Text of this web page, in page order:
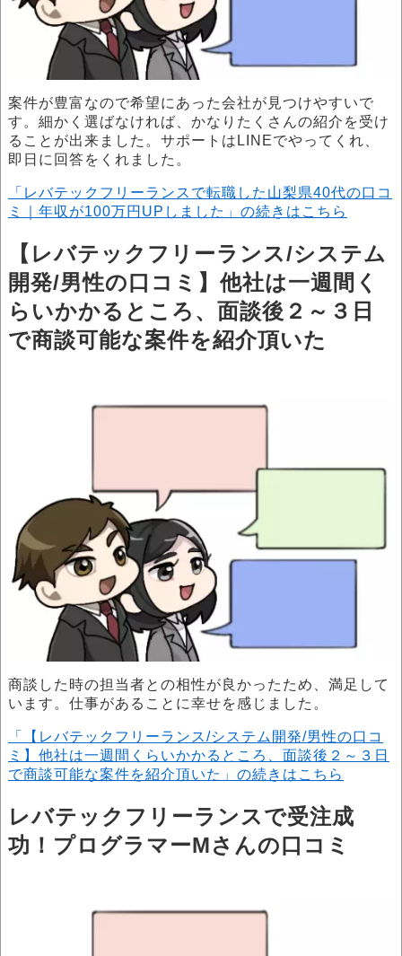
案件が豊富なので希望にあった会社が見つけやすいで
す。細かく選ばなければ、かなりたくさんの紹介を受け
ることが出来ました。サポートはLINEでやってくれ、
即日に回答をくれました。
「レバテックフリーランスで転職した山梨県40代の口コ
ミ｜年収が100万円UPしました」の続きはこちら
【レバテックフリーランス/システム
開発/男性の口コミ】他社は一週間く
らいかかるところ、面談後２～３日
で商談可能な案件を紹介頂いた
商談した時の担当者との相性が良かったため、満足して
います。仕事があることに幸せを感じました。
「【レバテックフリーランス/システム開発/男性の口コ
ミ】他社は一週間くらいかかるところ、面談後２～３日
で商談可能な案件を紹介頂いた」の続きはこちら
レバテックフリーランスで受注成
功！プログラマーMさんの口コミ